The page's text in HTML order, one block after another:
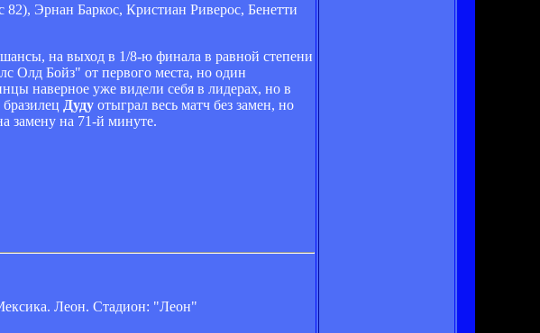
Эрнан Баркос, Кристиан Риверос, Бенетти
на выход в 1/8-ю финала в равной степени
Олд Бойз" от первого места, но один
наверное уже видели себя в лидерах, но в
Дуду отыграл весь матч без замен, но
замену на 71-й минуте.
Леон. Стадион: "Леон"